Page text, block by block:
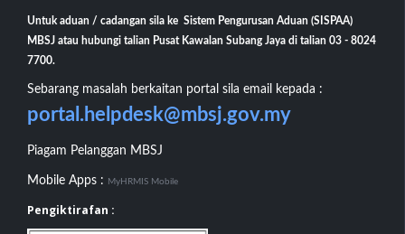
Untuk aduan / cadangan sila ke Sistem Pengurusan Aduan (SISPAA)
MBSJ atau hubungi talian Pusat Kawalan Subang Jaya di talian 03 - 8024
7700.
Sebarang masalah berkaitan portal sila email kepada :
portal.helpdesk@mbsj.gov.my
Piagam Pelanggan MBSJ
Mobile Apps : MyHRMIS Mobile
Pengiktirafan :